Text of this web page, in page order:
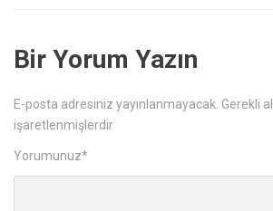
Bir Yorum Yazın
E-posta adresiniz yayınlanmayacak. Gerekli
işaretlenmişlerdir
Yorumunuz*